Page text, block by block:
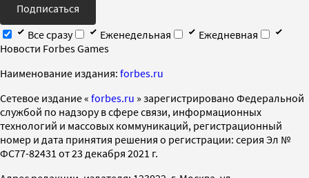
Подписаться
Все сразу
Еженедельная
Ежедневная
Новости Forbes Games
Наименование издания: forbes.ru
Cетевое издание « forbes.ru » зарегистрировано Федеральной
службой по надзору в сфере связи, информационных
технологий и массовых коммуникаций, регистрационный
номер и дата принятия решения о регистрации: серия Эл №
ФС77-82431 от 23 декабря 2021 г.